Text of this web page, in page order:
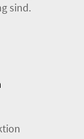
sind.